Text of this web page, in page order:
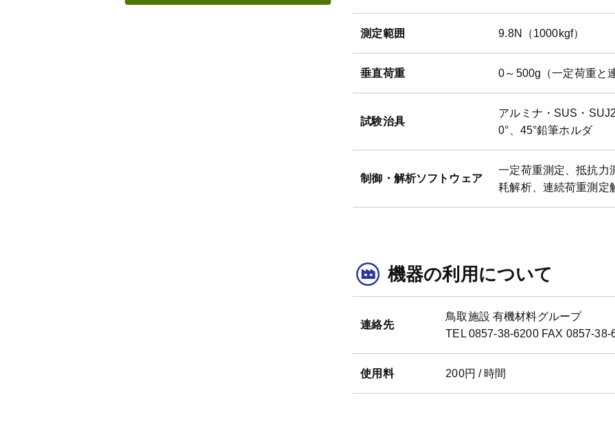
測定範囲 9.8N（1000kgf）
垂直荷重 0～500g（一定荷重と
試験治具
アルミナ・SUS・
0°、45°鉛筆ホルダ
制御・解析ソフトウェア
一定荷重測定、抵抗力
耗解析、連続荷重測定
機器の利用について
連絡先
鳥取施設 有機材料グループ
TEL 0857-38-6200 FAX 0857-38-
使用料 200円 / 時間